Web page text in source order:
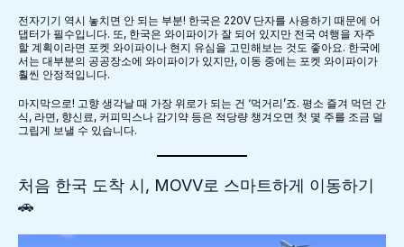
전자기기 역시 놓치면 안 되는 부분! 한국은 220V 단자를 사용하기 때문에 어
댑터가 필수입니다. 또, 한국은 와이파이가 잘 되어 있지만 전국 여행을 자주
할 계획이라면 포켓 와이파이나 현지 유심을 고민해보는 것도 좋아요. 한국에
서는 대부분의 공공장소에 와이파이가 있지만, 이동 중에는 포켓 와이파이가
훨씬 안정적입니다.
마지막으로! 고향 생각날 때 가장 위로가 되는 건 ‘먹거리’죠. 평소 즐겨 먹던 간
식, 라면, 향신료, 커피믹스나 감기약 등은 적당량 챙겨오면 첫 몇 주를 조금 덜
그립게 보낼 수 있습니다.
처음 한국 도착 시, MOVV로 스마트하게 이동하기
🚗